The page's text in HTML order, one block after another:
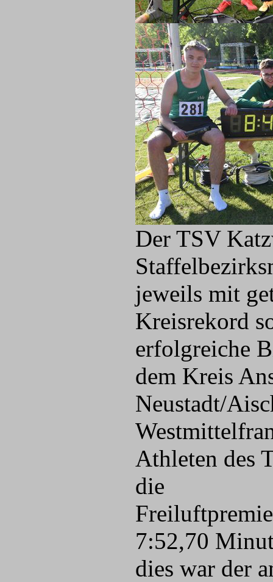
Der TSV
jeweils mit
Kreisrekord
erfolgreiche
dem Kreis
Neustadt/
Athleten des
die
7:52,70
dies war der